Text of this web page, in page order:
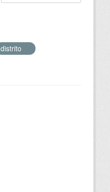
distrito